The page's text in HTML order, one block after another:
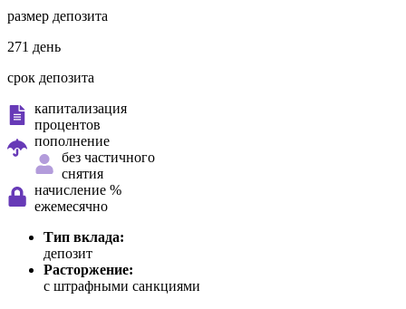
размер депозита
271 день
срок депозита
капитализация
процентов
пополнение
без частичного
снятия
начисление %
ежемесячно
Тип вклада:
депозит
Расторжение:
с штрафными санкциями